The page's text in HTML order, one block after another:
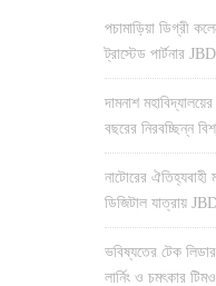
পচামাড়িয়া ডিগ্রী
ট্রাস্টেড পার্টনার
দামনাশ
বছরের নিরবচ্ছিন্ন
নাটোরের
ডিজিটাল যাত্রায়
ভবিষ্যতের টেক
লার্নিং ও চমৎকার